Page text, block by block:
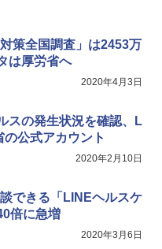
策全国調査」は2453万
は厚労省へ
2020年4月3日
スの発生状況を確認、L
の公式アカウント
2020年2月10日
できる「LINEヘルスケ
倍に急増
2020年3月6日